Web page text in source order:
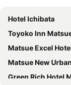
Hotel Ichibata
Toyoko Inn
Matsue Excel
Matsue New
Green Rich Hotel